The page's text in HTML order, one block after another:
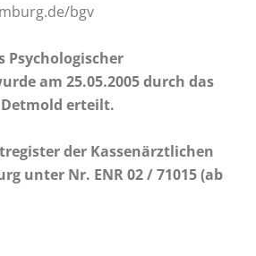
bgv
Psychologischer
am 25.05.2005 durch das
Detmold erteilt.
der Kassenärztlichen
unter Nr. ENR 02 / 71015 (ab